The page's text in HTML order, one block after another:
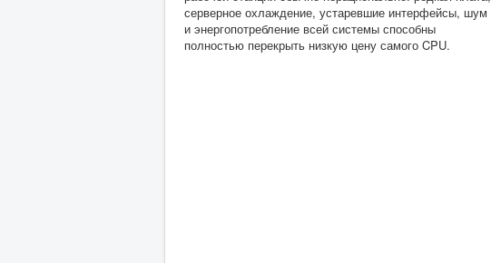
серверное охлаждение, устаревшие интерфейсы, шум
и энергопотребление всей системы способны
полностью перекрыть низкую цену самого CPU.